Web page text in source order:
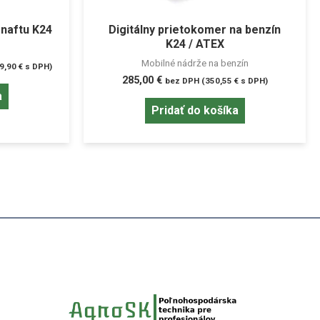
K24
€ s DPH)
Digitálny prietokomer na benzín
K24 / ATEX
Mobilné nádrže na benzín
285,00 € bez DPH (350,55 €s DPH)
Pridať do košíka